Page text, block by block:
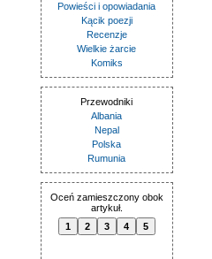
Powieści i opowiadania
Kącik poezji
Recenzje
Wielkie żarcie
Komiks
Przewodniki
Albania
Nepal
Polska
Rumunia
Oceń zamieszczony obok
artykuł.
1
2 3 4 5